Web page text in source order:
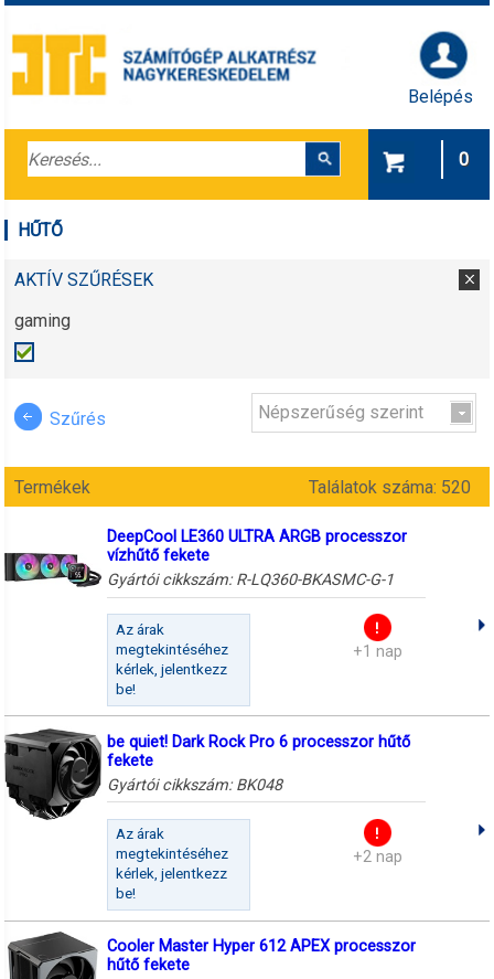
Belépés
0
HŰTŐ
AKTÍV SZŰRÉSEK
gaming
Szűrés Népszerűség szerint
Termékek Találatok száma: 520
DeepCool LE360 ULTRA ARGB processzor
vízhűtő fekete
Gyártói cikkszám: R-LQ360-BKASMC-G-1
Az árak
megtekintéséhez
kérlek, jelentkezz
be!
+1 nap
be quiet! Dark Rock Pro 6 processzor hűtő
fekete
Gyártói cikkszám: BK048
Az árak
megtekintéséhez
kérlek, jelentkezz
be!
+2 nap
Cooler Master Hyper 612 APEX processzor
hűtő fekete